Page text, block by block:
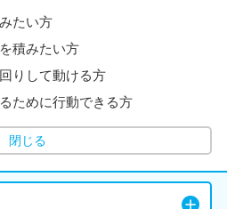
たい方
積みたい方
りして動ける方
ために行動できる方
閉じる